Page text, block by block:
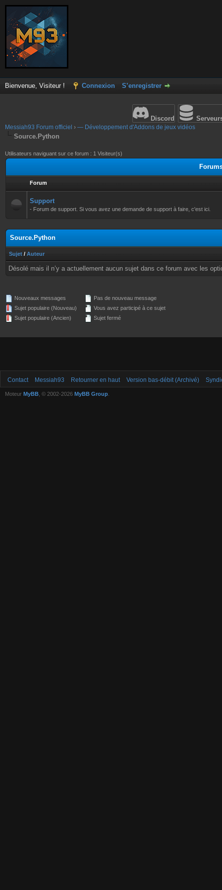
Bienvenue, Visiteur ! Connexion S’enregistrer
Discord
Messiah93 Forum officiel › — Développement d'Addons de jeux vidéos
Source.Python
Utilisateurs naviguant sur ce forum : 1 Visiteur(s)
Forum
Support
- Forum de support. Si vous avez une demande de support à faire, c'est ici.
Source.Python
Sujet / Auteur
Désolé mais il n’y a actuellement aucun sujet dans ce forum avec les
Nouveaux messages
Sujet populaire (Nouveau)
Sujet populaire (Ancien)
Pas de nouveau message
Vous avez participé à ce sujet
Sujet fermé
Contact Messiah93 Retourner en haut Version bas-débit (Archivé)
Moteur MyBB , © 2002-2026 MyBB Group